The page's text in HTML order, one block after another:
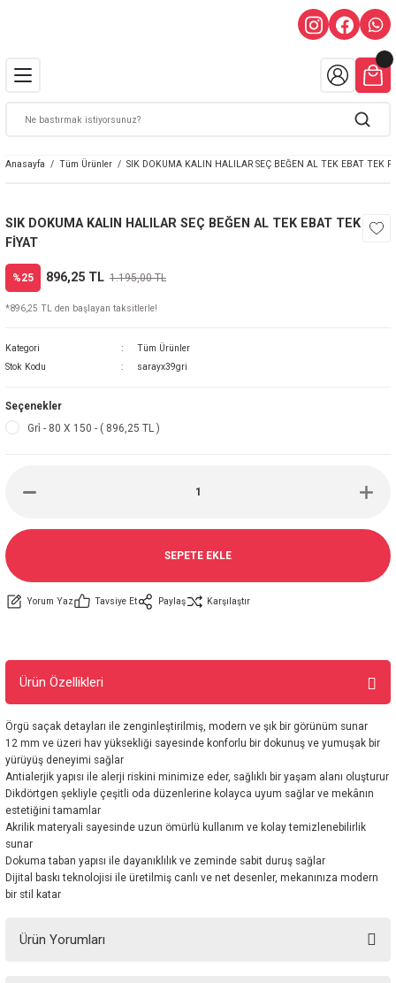
Anasayfa Tüm Ürünler SIK DOKUMA KALIN HALILAR SEÇ BEĞEN AL TEK EBAT TEK
SIK DOKUMA KALIN HALILAR SEÇ BEĞEN AL TEK EBAT TEK
FİYAT
%25 896,25 TL 1.195,00 TL
*896,25 TL den başlayan taksitlerle!
Kategori
Tüm Ürünler
Stok Kodu
sarayx39gri
Seçenekler
Gri̇ - 80 X 150 - ( 896,25 TL )
SEPETE EKLE
Yorum Yaz Tavsiye Et Paylaş Karşılaştır
Ürün Özellikleri
Örgü saçak detayları ile zenginleştirilmiş, modern ve şık bir görünüm sunar
12 mm ve üzeri hav yüksekliği sayesinde konforlu bir dokunuş ve yumuşak bir
yürüyüş deneyimi sağlar
Antialerjik yapısı ile alerji riskini minimize eder, sağlıklı bir yaşam alanı oluşturur
Dikdörtgen şekliyle çeşitli oda düzenlerine kolayca uyum sağlar ve mekânın
estetiğini tamamlar
Akrilik materyali sayesinde uzun ömürlü kullanım ve kolay temizlenebilirlik
sunar
Dokuma taban yapısı ile dayanıklılık ve zeminde sabit duruş sağlar
Dijital baskı teknolojisi ile üretilmiş canlı ve net desenler, mekanınıza modern
bir stil katar
Ürün Yorumları